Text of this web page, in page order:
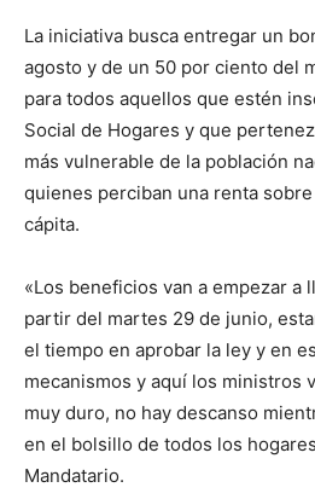
La iniciativa busca entregar un
agosto y de un 50 por ciento del
para todos aquellos que estén
Social de Hogares y que
más vulnerable de la población
quienes perciban una renta
cápita.
«Los beneficios van a empezar a
partir del martes 29 de junio,
el tiempo en aprobar la ley y en
mecanismos y aquí los ministros
muy duro, no hay descanso
en el bolsillo de todos los
Mandatario.